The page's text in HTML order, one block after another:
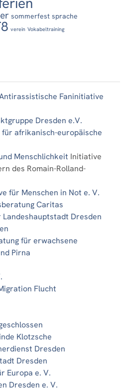
sommerfest sprache
verein Vokabeltraining
Faninitiative
Dresden e.V.
für afrikanisch-europäische
Menschlichkeit Initiative
des Romain-Rolland-
für Menschen in Not e. V.
Caritas
Dresden
für erwachsene
Pirna
Flucht
Klotzsche
Dresden
Dresden
Europa e. V.
Dresden e. V.